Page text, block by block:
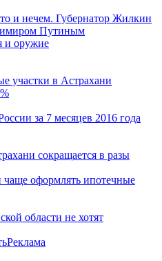
и нечем. Губернатор Жилкин
Путиным
и оружие
участки в Астрахани
за 7 месяцев 2016 года
сокращается в разы
чаще оформлять ипотечные
области не хотят
Реклама